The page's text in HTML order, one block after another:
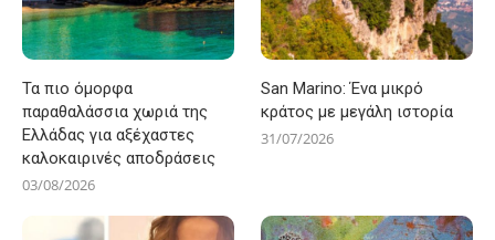
Τα πιο όμορφα
παραθαλάσσια χωριά της
Ελλάδας για αξέχαστες
καλοκαιρινές αποδράσεις
03/08/2026
San Marino: Ένα μικρό
κράτος με μεγάλη ιστορία
31/07/2026